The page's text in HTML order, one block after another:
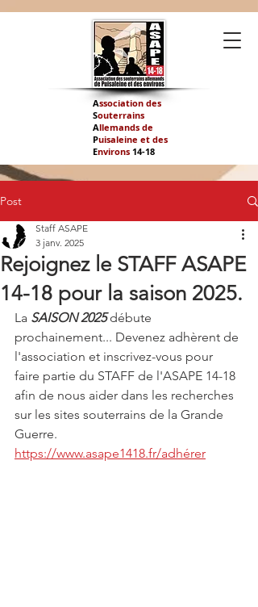
Association des
Souterrains
Allemands de
Puisaleine et des
Environs 14-18
Post
Rejoignez le STAFF ASAPE
14-18 pour la saison 2025.
Staff ASAPE
3 janv. 2025
La SAISON 2025 débute
prochainement... Devenez adhèrent de
l'association et inscrivez-vous pour
faire partie du STAFF de l'ASAPE 14-18
afin de nous aider dans les recherches
sur les sites souterrains de la Grande
Guerre.
https://www.asape1418.fr/adhérer